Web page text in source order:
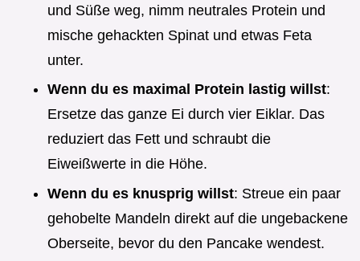
und Süße weg, nimm neutrales Protein und
mische gehackten Spinat und etwas Feta
unter.
Wenn du es maximal Protein lastig willst:
Ersetze das ganze Ei durch vier Eiklar. Das
reduziert das Fett und schraubt die
Eiweißwerte in die Höhe.
Wenn du es knusprig willst: Streue ein paar
gehobelte Mandeln direkt auf die ungebackene
Oberseite, bevor du den Pancake wendest.